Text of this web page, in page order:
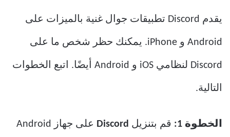
يقدم Discord تطبيقات جوال غنية بالميزات على
Android و iPhone. يمكنك حظر شخص ما على
Discord لنظامي iOS و Android أيضًا. اتبع الخطوات
التالية.
الخطوة 1: قم بتنزيل Discord على جهاز Android